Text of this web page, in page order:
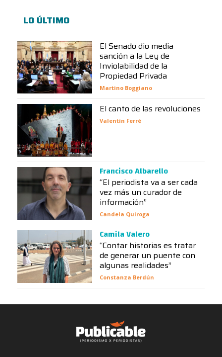
LO ÚLTIMO
El Senado dio media
sanción a la Ley de
Inviolabilidad de la
Propiedad Privada
Martino Boggiano
El canto de las revoluciones
Valentín Ferré
Francisco Albarello
“El periodista va a ser cada
vez más un curador de
información”
Candela Quiroga
Camila Valero
“Contar historias es tratar
de generar un puente con
algunas realidades”
Constanza Berdún